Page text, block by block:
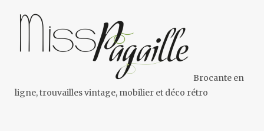
Brocante en
ligne, trouvailles vintage, mobilier et déco rétro